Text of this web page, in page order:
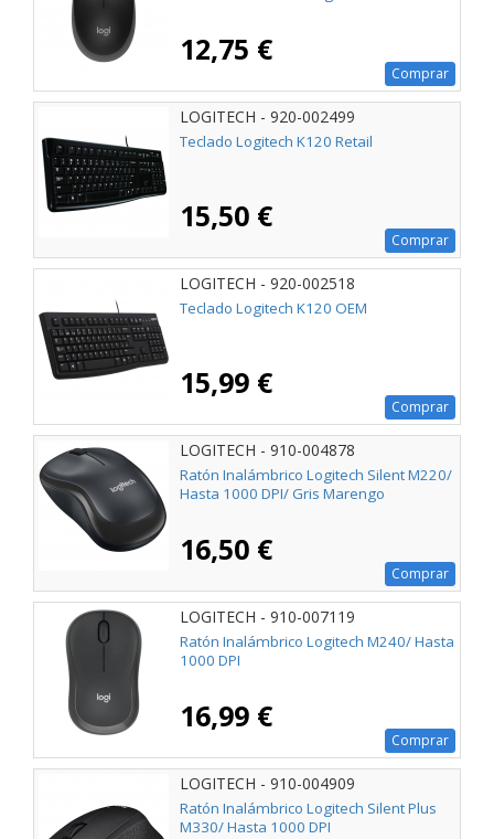
12,75 €
Comprar
LOGITECH - 920-002499
Teclado Logitech K120 Retail
15,50 €
Comprar
LOGITECH - 920-002518
Teclado Logitech K120 OEM
15,99 €
Comprar
LOGITECH - 910-004878
Ratón Inalámbrico Logitech Silent M220/
Hasta 1000 DPI/ Gris Marengo
16,50 €
Comprar
LOGITECH - 910-007119
Ratón Inalámbrico Logitech M240/ Hasta
1000 DPI
16,99 €
Comprar
LOGITECH - 910-004909
Ratón Inalámbrico Logitech Silent Plus
M330/ Hasta 1000 DPI